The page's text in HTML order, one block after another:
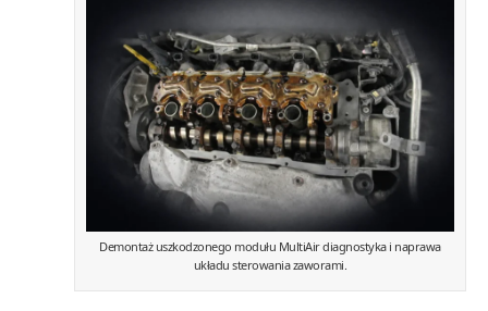
Demontaż uszkodzonego modułu MultiAir diagnostyka i naprawa
układu sterowania zaworami.